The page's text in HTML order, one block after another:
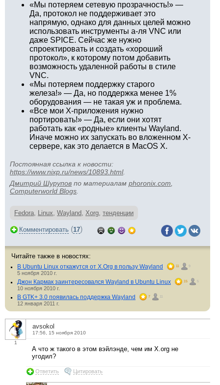
«Мы потеряем сетевую прозрачность!» —
Да, протокол не поддерживает это
напрямую, однако для данных целей можно
использовать инструменты а-ля VNC или
даже SPICE. Сейчас же нужно
спроектировать и создать «хороший
протокол», к которому потом добавить
возможность удаленной работы в стиле
VNC.
«Мы потеряем поддержку старого
железа!» — Да, но поддержка менее 1%
оборудования — не такая уж и проблема.
«Все мои X-приложения нужно
портировать!» — Да, если они хотят
работать как «родные» клиенты Wayland.
Иначе можно их запускать во вложенном X-
сервере, как это делается в MacOS X.
Постоянная ссылка к новости:
https://www.nixp.ru/news/10893.html.
Дмитрий Шурупов по материалам phoronix.com
Computerworld Blogs
Fedora, Linux, Wayland, Xorg, тенденции
Комментировать (17)
Читайте также в новостях:
В Ubuntu Linux откажутся от X.Org в пользу Wayland 11 9
5 ноября 2010 г.
Джон Кармак заинтересовался Wayland в Ubuntu Linux 15 5
10 ноября 2010 г.
В GTK+ 3.0 появилась поддержка Wayland 7 11
12 января 2011 г.
1
avsokol
17:56, 15 ноября 2010
А что ж такого в этом вэйлэнде, чем им X.org не
угодил?
Ответить Цитировать